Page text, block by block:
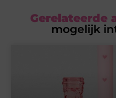
Gerelateerde
mogelijk